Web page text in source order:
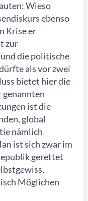
Wieso
ebenso
Krise er
zur
die politische
als vor zwei
bietet hier die
ist die
global
nämlich
ist sich zwar im
gerettet
Möglichen